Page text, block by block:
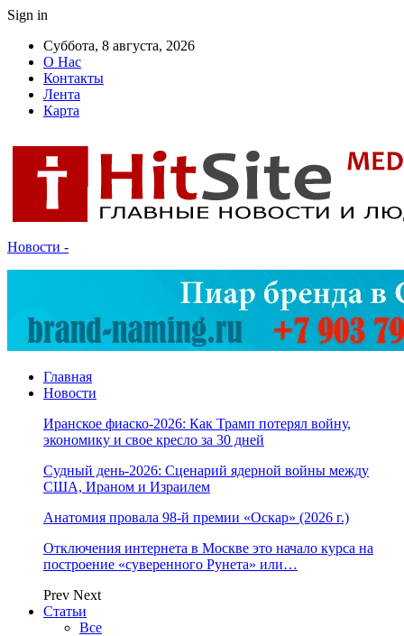
Sign in
Суббота, 8 августа, 2026
О Нас
Контакты
Лента
Карта
Новости -
Главная
Новости
Иранское фиаско-2026: Как Трамп потерял войну,
экономику и свое кресло за 30 дней
Судный день-2026: Сценарий ядерной войны между
США, Ираном и Израилем
Анатомия провала 98-й премии «Оскар» (2026 г.)
Отключения интернета в Москве это начало курса на
построение «суверенного Рунета» или…
Prev Next
Статьи
Все